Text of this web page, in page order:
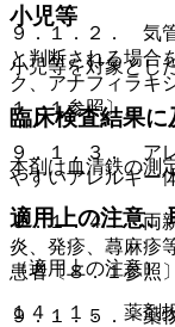
小児等
小児等を対象とし
臨床検査結果に
本剤は血清鉄の測
適用上の注意
（適用上の注意）
１４．１． 薬剤
９．１．２． 気
と判断される場合
ク、アナフィラキ
１．１参照〕。
９．１．３． ア
やすいアレルギー
９．１．４． 両
炎、発疹、蕁麻疹
患者〔８．１参照
９．１．５． 薬